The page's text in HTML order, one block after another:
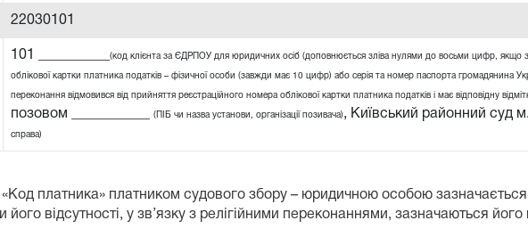
22030101
101 __________ (код клієнта за ЄДРПОУ для юридичних осіб (доповнюється зліва нулями до восьми цифр,
облікової картки платника податків – фізичної особи (завжди має 10 цифр) або серія та номер паспорта громадянина
переконання відмовився від прийняття реєстраційного номера облікової картки платника податків і має відповідну
позовом ___________
(ПІБ чи назва установи, організації позивача) , Київський районний суд
справа)
«Код платника» платником судового збору – юридичною особою
відсутності, у зв’язку з релігійними переконаннями, зазначаються його